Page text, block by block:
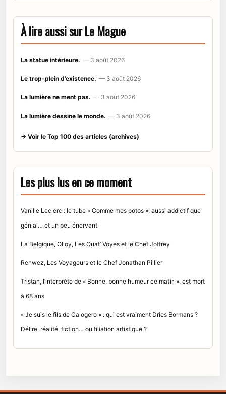
À lire aussi sur Le Mague
La statue intérieure. — 3 août 2026
Le trop-plein d’existence. — 3 août 2026
La lumière ne ment pas. — 3 août 2026
La lumière dessine le monde. — 3 août 2026
→ Voir le Top 100 des articles (archives)
Les plus lus en ce moment
Vanille Leclerc : le tube « Comme mes potos », aussi addictif que
génial… et un peu énervant
La Belgique, Olloy, Les Quat’ Voyes et le Chef Joffrey
Renwez, Les Voyageurs et le Chef Jonathan Pillier
Tristan, l’interprète de « Bonne, bonne humeur ce matin », est mort
à 68 ans
« Je suis le fils de Calogero » : qui est vraiment Dries Bormans ?
Délire, réalité, fiction… ou filiation artistique ?